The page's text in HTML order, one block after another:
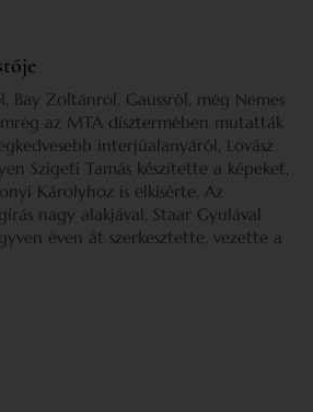
Bay Zoltánról, Gaussról, még Nemes
az MTA dísztermében mutatták
interjúalanyáról, Lovász
Szigeti Tamás készítette a képeket,
Károlyhoz is elkísérte. Az
nagy alakjával, Staar Gyulával
éven át szerkesztette, vezette a